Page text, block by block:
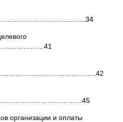
организации и оплаты